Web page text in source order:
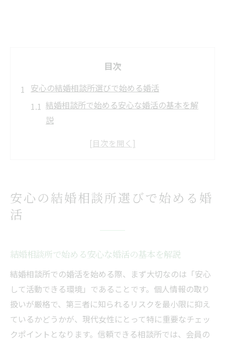
目次
安心の結婚相談所選びで始める婚活
結婚相談所で始める安心な婚活の基本を解
説
スパイ不在の結婚相談所が注目される理由
ント
忙しくても大丈夫な結婚相談所の特徴
結婚相談所の柔軟サポートで忙しい婚活を
仕事と両立できる結婚相談所の選び方を紹
介
婚活が仕事に影響しない結婚相談所の特徴
安心の結婚相談所選びで始める婚
活
結婚相談所で始める安心な婚活の基本を解説
結婚相談所での婚活を始める際、まず大切なのは「安心
して活動できる環境」であることです。個人情報の取り
扱いが厳格で、第三者に知られるリスクを最小限に抑え
ているかどうかが、現代女性にとって特に重要なチェッ
クポイントとなります。信頼できる相談所では、会員の